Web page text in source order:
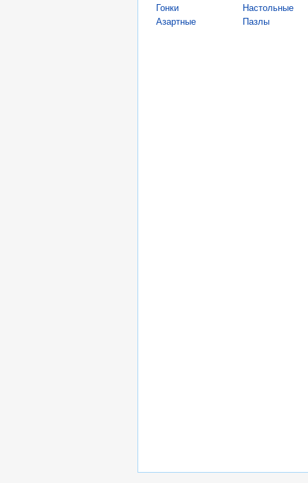
Гонки
Азартные
Настольные
Пазлы